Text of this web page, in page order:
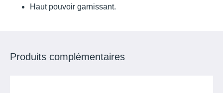
Haut pouvoir garnissant.
Produits complémentaires